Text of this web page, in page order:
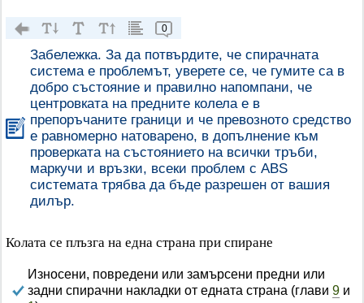
0
Забележка. За да потвърдите, че спирачната
система е проблемът, уверете се, че гумите са в
добро състояние и правилно напомпани, че
центровката на предните колела е в
препоръчаните граници и че превозното средство
е равномерно натоварено, в допълнение към
проверката на състоянието на всички тръби,
маркучи и връзки, всеки проблем с ABS
системата трябва да бъде разрешен от вашия
дилър.
Колата се плъзга на една страна при спиране
Износени, повредени или замърсени предни или
задни спирачни накладки от едната страна (глави 9 и